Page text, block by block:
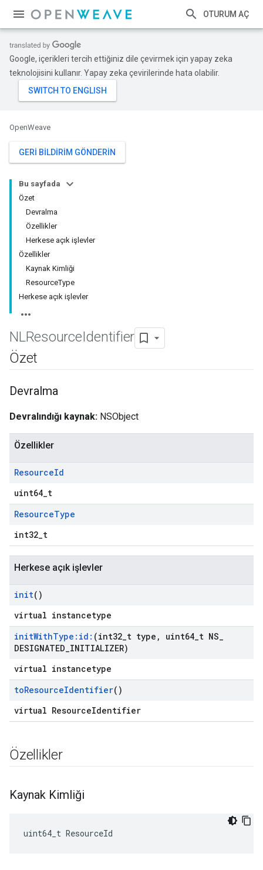
OTURUM AÇ
Google, içerikleri tercih ettiğiniz dile çevirmek için yapay zeka
teknolojisini kullanır. Yapay zeka çevirilerinde hata olabilir.
OpenWeave
GERI BILDIRIM GÖNDERIN
Bu sayfada
Özet
Devralma
Özellikler
Herkese açık işlevler
Özellikler
Kaynak Kimliği
ResourceType
Herkese açık işlevler
NLResourceIdentifier
Özet
Devralma
Devralındığı kaynak: NSObject
Özellikler
ResourceId
uint64_t
ResourceType
int32_t
Herkese açık işlevler
init()
virtual instancetype
initWithType:id: (int32 t type , uint64 t NS
DESIGNATED INITIALIZER)
virtual instancetype
toResourceIdentifier()
virtual ResourceIdentifier
Özellikler
Kaynak Kimliği
uint64_t ResourceId